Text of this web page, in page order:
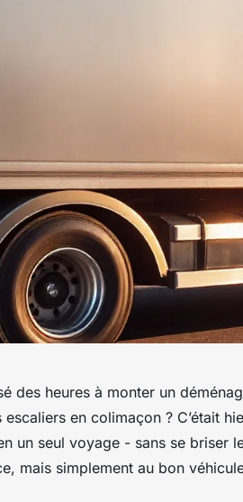
des heures à monter un
en colimaçon ? C’était
un seul voyage - sans se briser
mais simplement au bon